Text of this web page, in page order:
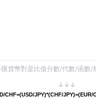
匯貨幣對是比值分數/代數/函數/
↓↓↓
CHF=(USD/JPY)*(CHF/JPY)=(EUR/